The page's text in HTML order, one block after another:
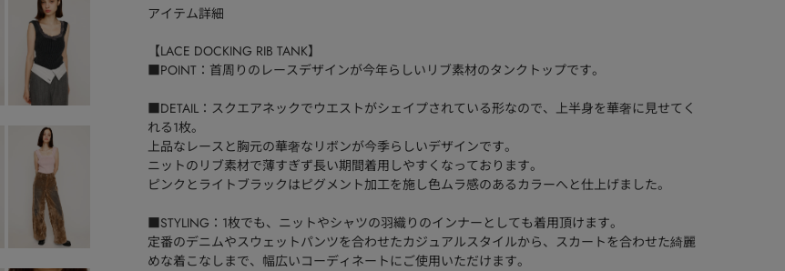
アイテム詳細
【LACE DOCKING RIB TANK】
■POINT：首周りのレースデザインが今年らしいリブ素材のタンクトップです。
■DETAIL：スクエアネックでウエストがシェイプされている形なので、上半身を華奢に見せてく
れる1枚。
上品なレースと胸元の華奢なリボンが今季らしいデザインです。
ニットのリブ素材で薄すぎず長い期間着用しやすくなっております。
ピンクとライトブラックはピグメント加工を施し色ムラ感のあるカラーへと仕上げました。
■STYLING：1枚でも、ニットやシャツの羽織りのインナーとしても着用頂けます。
定番のデニムやスウェットパンツを合わせたカジュアルスタイルから、スカートを合わせた綺麗
めな着こなしまで、幅広いコーディネートにご使用いただけます。